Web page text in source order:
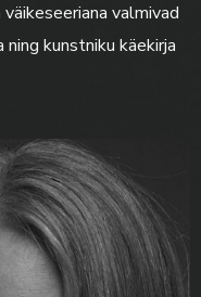
valmivad
kunstniku käekirja